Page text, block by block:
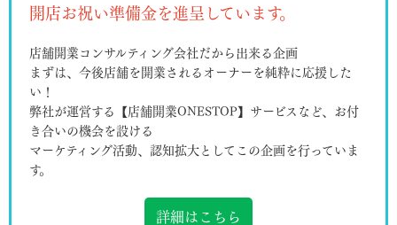
開店お祝い準備金を進呈しています。
店舗開業コンサルティング会社だから出来る企画
まずは、今後店舗を開業されるオーナーを純粋に応援した
い！
弊社が運営する【店舗開業ONESTOP】サービスなど、お付
き合いの機会を設ける
マーケティング活動、認知拡大としてこの企画を行っていま
す。
詳細はこちら